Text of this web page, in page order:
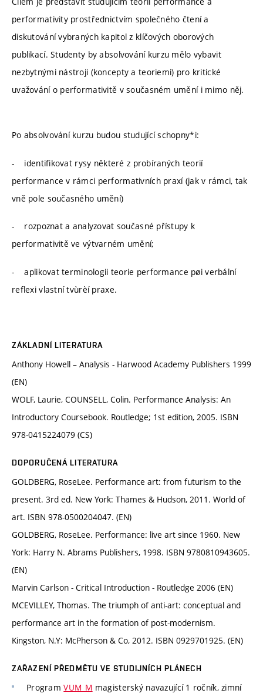
performativity prostřednictvím společného čtení a
diskutování vybraných kapitol z klíčových oborových
publikací. Studenty by absolvování kurzu mělo vybavit
nezbytnými nástroji (koncepty a teoriemi) pro kritické
uvažování o performativitě v současném umění i mimo něj.
Po absolvování kurzu budou studující schopny*i:
- identifikovat rysy některé z probíraných teorií
performance v rámci performativních praxí (jak v rámci, tak
vně pole současného umění)
- rozpoznat a analyzovat současné přístupy k
performativitě ve výtvarném umění;
- aplikovat terminologii teorie performance pøi verbální
reflexi vlastní tvùrèí praxe.
ZÁKLADNÍ LITERATURA
Anthony Howell – Analysis - Harwood Academy Publishers 1999
(EN)
WOLF, Laurie, COUNSELL, Colin. Performance Analysis: An
Introductory Coursebook. Routledge; 1st edition, 2005. ISBN
978-0415224079 (CS)
DOPORUČENÁ LITERATURA
GOLDBERG, RoseLee. Performance art: from futurism to the
present. 3rd ed. New York: Thames & Hudson, 2011. World of
art. ISBN 978-0500204047. (EN)
GOLDBERG, RoseLee. Performance: live art since 1960. New
York: Harry N. Abrams Publishers, 1998. ISBN 9780810943605.
(EN)
Marvin Carlson - Critical Introduction - Routledge 2006 (EN)
MCEVILLEY, Thomas. The triumph of anti-art: conceptual and
performance art in the formation of post-modernism.
Kingston, N.Y: McPherson & Co, 2012. ISBN 0929701925. (EN)
ZAŘAZENÍ PŘEDMĚTU VE STUDIJNÍCH PLÁNECH
ProgramVUM_M magisterský navazující 1 ročník, zimní